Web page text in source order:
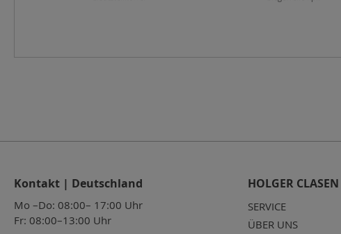
Kontakt | Deutschland
Mo –Do: 08:00– 17:00 Uhr
Fr: 08:00–13:00 Uhr
HOLGER CLASEN
SERVICE
ÜBER UNS